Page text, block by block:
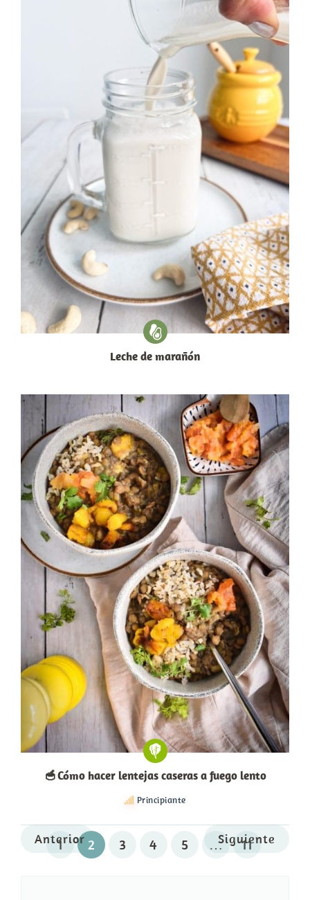
Leche de marañón
🥣 Cómo hacer lentejas caseras a fuego lento
Principiante
Anterior
1 2 3 4 5 … 11
Siguiente